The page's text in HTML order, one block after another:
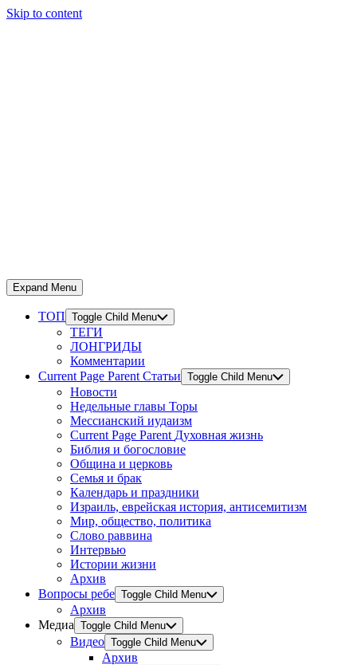
Skip to content
Expand Menu
ТОП Toggle Child Menu
ТЕГИ
ЛОНГРИДЫ
Комментарии
Current Page Parent Статьи Toggle Child Menu
Новости
Недельные главы Торы
Мессианский иудаизм
Current Page Parent Духовная жизнь
Библия и богословие
Община и церковь
Семья и брак
Календарь и праздники
Израиль, еврейская история, антисемитизм
Мир, общество, политика
Слово раввина
Интервью
Истории жизни
Архив
Вопросы ребе Toggle Child Menu
Архив
Медиа Toggle Child Menu
Видео Toggle Child Menu
Архив